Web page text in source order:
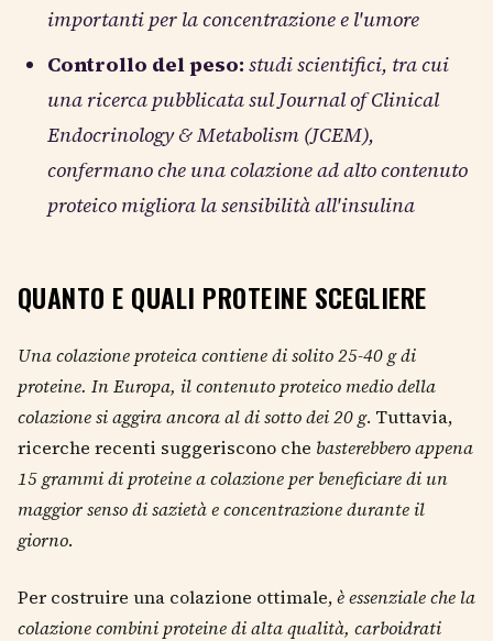
importanti per la concentrazione e l'umore
Controllo del peso: studi scientifici, tra cui
una ricerca pubblicata sul Journal of Clinical
Endocrinology & Metabolism (JCEM),
confermano che una colazione ad alto contenuto
proteico migliora la sensibilità all'insulina
QUANTO E QUALI PROTEINE SCEGLIERE
Una colazione proteica contiene di solito 25-40 g di
proteine. In Europa, il contenuto proteico medio della
colazione si aggira ancora al di sotto dei 20 g. Tuttavia,
ricerche recenti suggeriscono che basterebbero appena
15 grammi di proteine a colazione per beneficiare di un
maggior senso di sazietà e concentrazione durante il
giorno.
Per costruire una colazione ottimale,è essenziale che la
colazione combini proteine di alta qualità, carboidrati